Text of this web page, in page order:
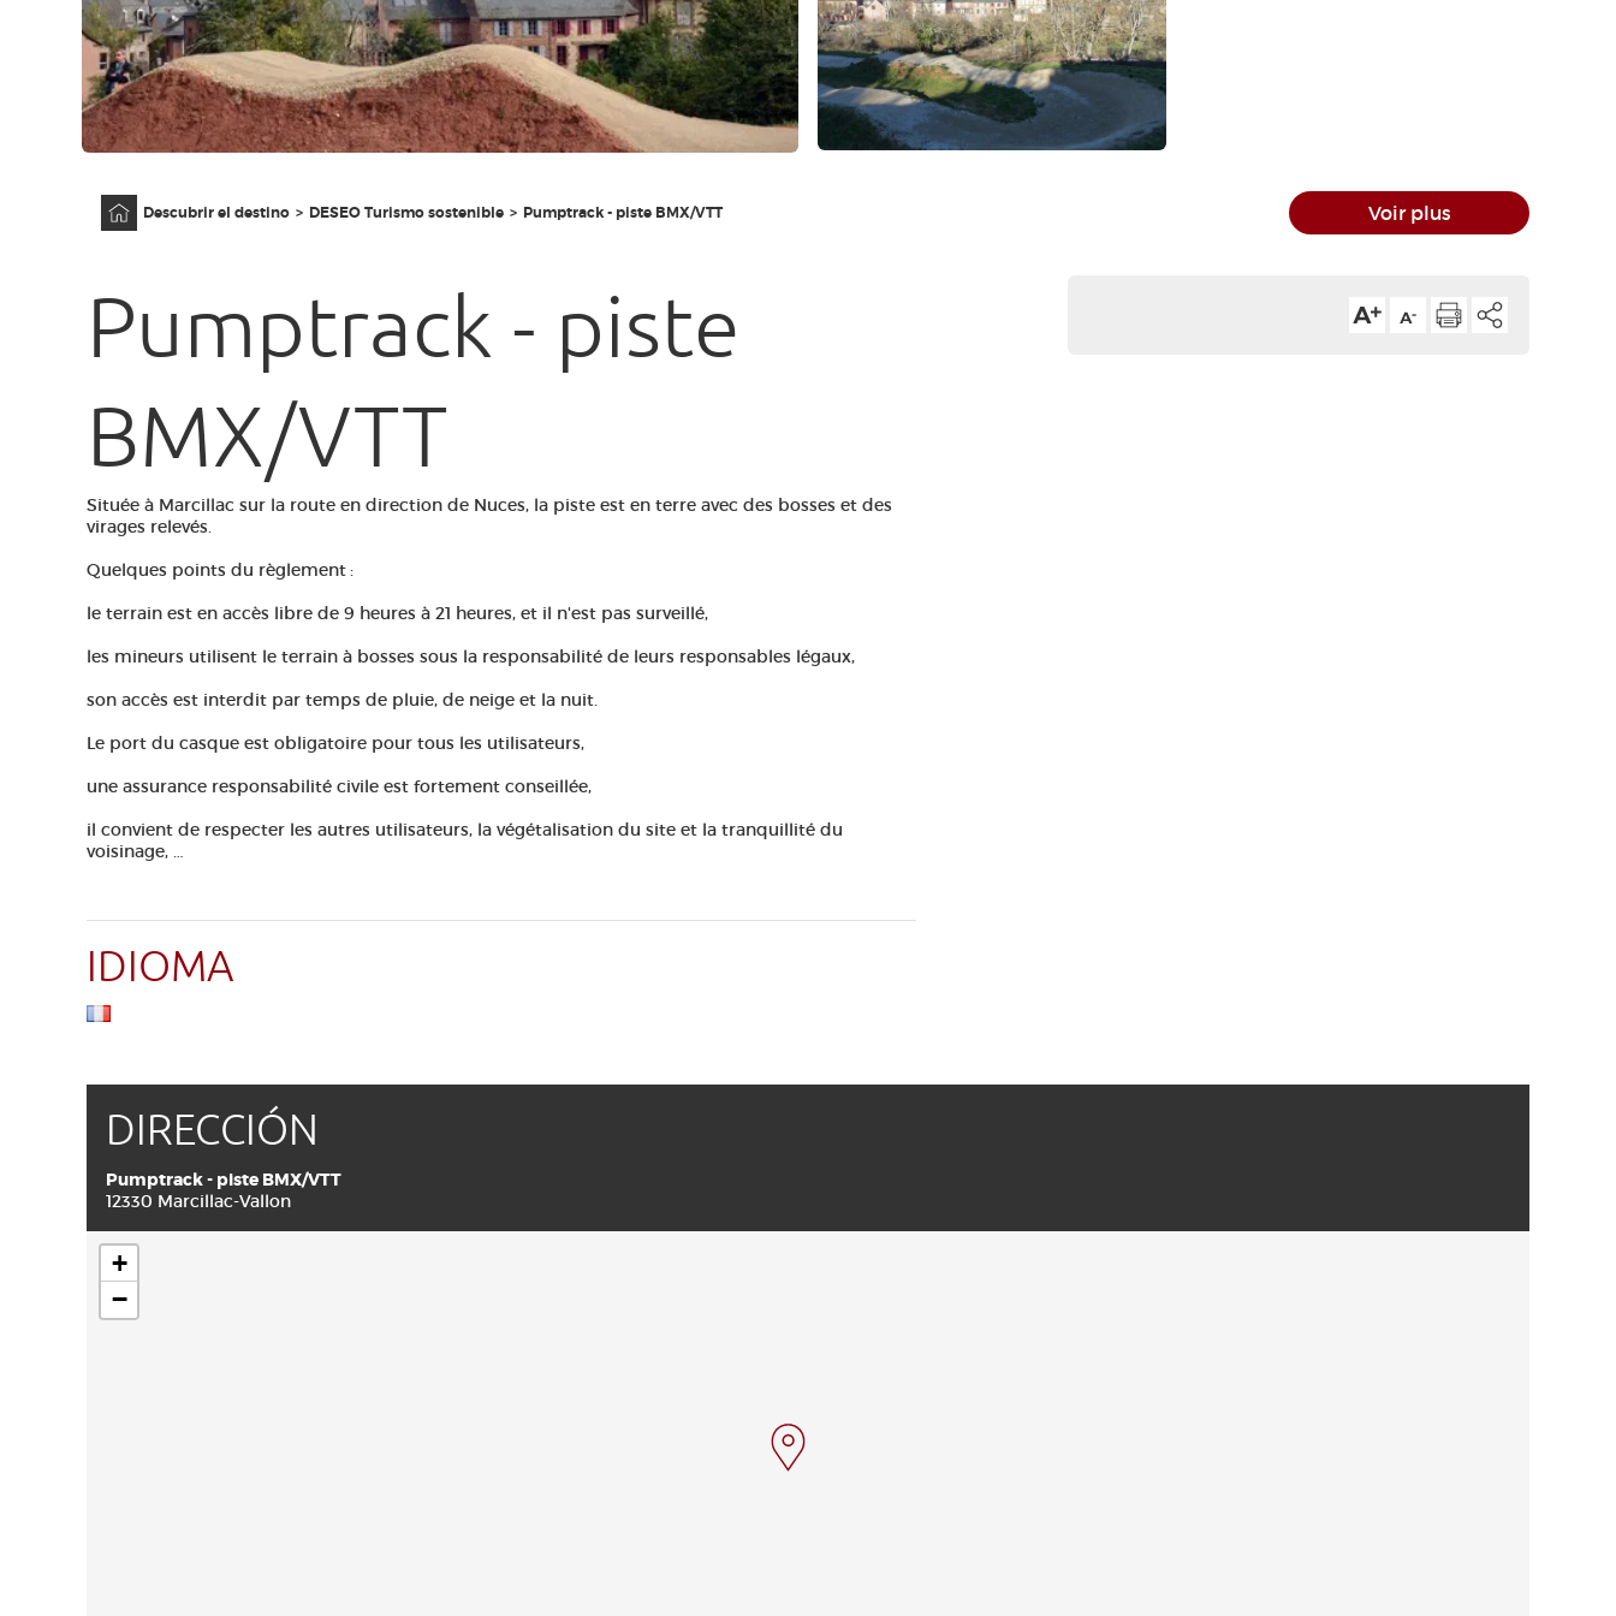
Descubrir el destino DESEO Turismo sostenible Pumptrack - piste BMX/VTT Voir plus
Pumptrack - piste
BMX/VTT
Située à Marcillac sur la route en direction de Nuces, la piste est en terre avec des bosses et des
virages relevés.
Quelques points du règlement :
le terrain est en accès libre de 9 heures à 21 heures, et il n'est pas surveillé,
les mineurs utilisent le terrain à bosses sous la responsabilité de leurs responsables légaux,
son accès est interdit par temps de pluie, de neige et la nuit.
Le port du casque est obligatoire pour tous les utilisateurs,
une assurance responsabilité civile est fortement conseillée,
il convient de respecter les autres utilisateurs, la végétalisation du site et la tranquillité du
voisinage, …
IDIOMA
DIRECCIÓN
Pumptrack - piste BMX/VTT
12330 Marcillac-Vallon
+
−